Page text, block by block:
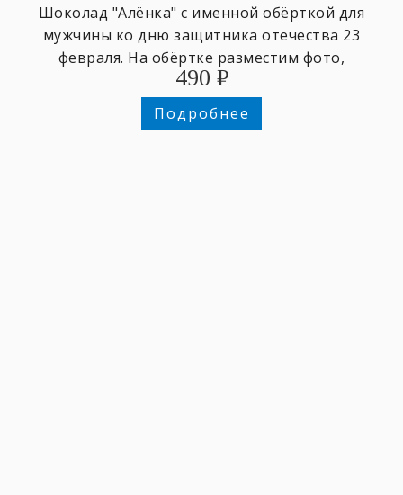
Шоколад "Алёнка" с именной обёрткой для
мужчины ко дню защитника отечества 23
февраля. На обёртке разместим фото,
напишем любое имя и поздравительный
текст.
490 ₽
Подробнее